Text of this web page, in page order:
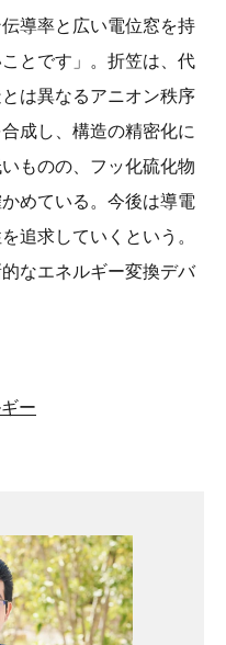
導率と広い電位窓を持
とです」。折笠は、代
は異なるアニオン秩序
成し、構造の精密化に
ものの、フッ化硫化物
めている。今後は導電
追求していくという。
なエネルギー変換デバ
ー